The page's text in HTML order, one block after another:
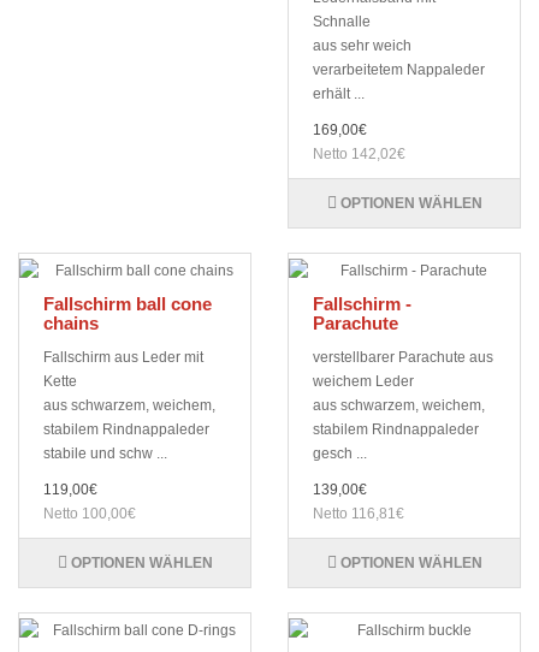
Schnalle
aus sehr weich
verarbeitetem Nappaleder
erhält ...
169,00€
Netto 142,02€
OPTIONEN WÄHLEN
Fallschirm ball cone
chains
Fallschirm aus Leder mit
Kette
aus schwarzem, weichem,
stabilem Rindnappaleder
stabile und schw ...
119,00€
Netto 100,00€
OPTIONEN WÄHLEN
Fallschirm -
Parachute
verstellbarer Parachute aus
weichem Leder
aus schwarzem, weichem,
stabilem Rindnappaleder
gesch ...
139,00€
Netto 116,81€
OPTIONEN WÄHLEN